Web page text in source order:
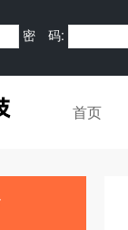
密 码:
首页